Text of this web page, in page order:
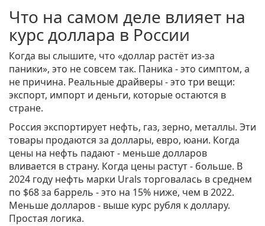
Что на самом деле влияет на
курс доллара в России
Когда вы слышите, что «доллар растёт из-за
паники», это не совсем так. Паника - это симптом, а
не причина. Реальные драйверы - это три вещи:
экспорт, импорт и деньги, которые остаются в
стране.
Россия экспортирует нефть, газ, зерно, металлы. Эти
товары продаются за доллары, евро, юани. Когда
цены на нефть падают - меньше долларов
вливается в страну. Когда цены растут - больше. В
2024 году нефть марки Urals торговалась в среднем
по $68 за баррель - это на 15% ниже, чем в 2022.
Меньше долларов - выше курс рубля к доллару.
Простая логика.